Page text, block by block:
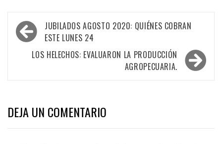
Navegación
de
entradas
JUBILADOS AGOSTO 2020: QUIÉNES COBRAN
ESTE LUNES 24
LOS HELECHOS: EVALUARON LA PRODUCCIÓN
AGROPECUARIA.
DEJA UN COMENTARIO